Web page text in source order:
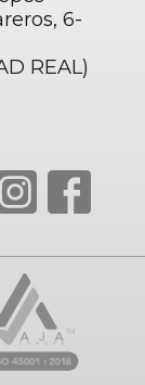
6-
REAL)